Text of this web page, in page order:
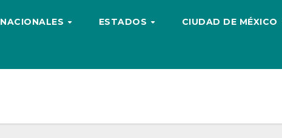
NACIONALES ESTADOS CIUDAD DE MÉXICO